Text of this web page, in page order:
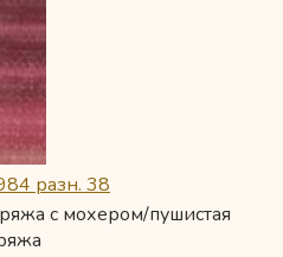
разн. 38
с мохером/пушистая